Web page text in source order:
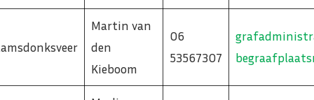
Martin van
den
Kieboom
06
53567307